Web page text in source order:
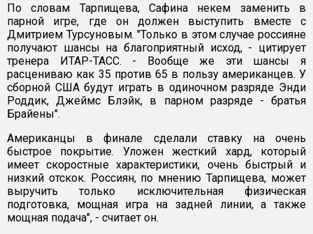
По словам Тарпищева, Сафина некем заменить в
парной игре, где он должен выступить вместе с
Дмитрием Турсуновым. "Только в этом случае россияне
получают шансы на благоприятный исход, - цитирует
тренера ИТАР-ТАСС. - Вообще же эти шансы я
расцениваю как 35 против 65 в пользу американцев. У
сборной США будут играть в одиночном разряде Энди
Роддик, Джеймс Блэйк, в парном разряде - братья
Брайены".
Американцы в финале сделали ставку на очень
быстрое покрытие. Уложен жесткий хард, который
имеет скоростные характеристики, очень быстрый и
низкий отскок. Россиян, по мнению Тарпищева, может
выручить только исключительная физическая
подготовка, мощная игра на задней линии, а также
мощная подача", - считает он.